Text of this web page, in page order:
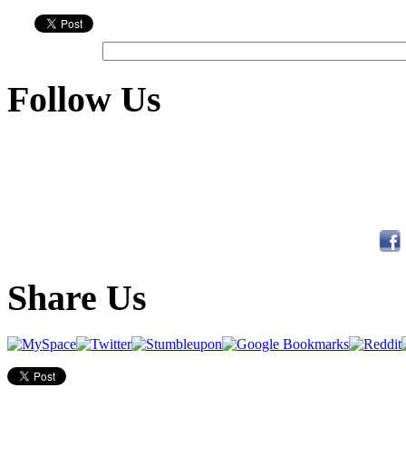
Follow Us
Share Us